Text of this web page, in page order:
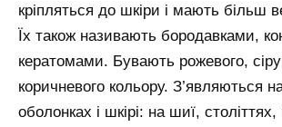
кріпляться до шкіри і мають більш
Їх також називають бородавками,
кератомами. Бувають рожевого,
коричневого кольору. З’являються
оболонках і шкірі: на шиї, століттях,